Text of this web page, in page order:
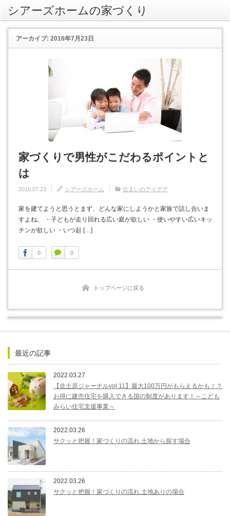
シアーズホームの家づくり
アーカイブ: 2016年7月23日
家づくりで男性がこだわるポイントと
は
2016.07.23 シアーズホーム 住まいのアイデア
家を建てようと思うとまず、どんな家にしようかと家族で話し合いま
すよね。 ・子どもが走り回れる広い庭が欲しい ・使いやすい広いキッ
チンが欲しい ・いつ起 […]
0 0
トップページに戻る
最近の記事
2022.03.27
【佐土原ジャーナルvol.11】最大100万円がもらえるかも！？
お得に建売住宅を購入できる国の制度があります！～こども
みらい住宅支援事業～
2022.03.26
サクッと把握！家づくりの流れ 土地から探す場合
2022.03.26
サクッと把握！家づくりの流れ 土地ありの場合